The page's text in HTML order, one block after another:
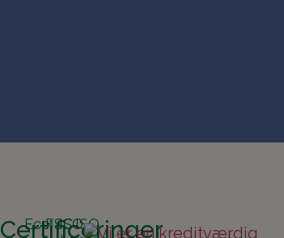
Certificeringer
EcoFSC
ISOISO